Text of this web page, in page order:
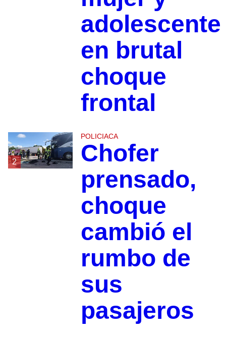
adolescente
en brutal
choque
frontal
2
POLICIACA
Chofer
prensado,
choque
cambió el
rumbo de
sus
pasajeros